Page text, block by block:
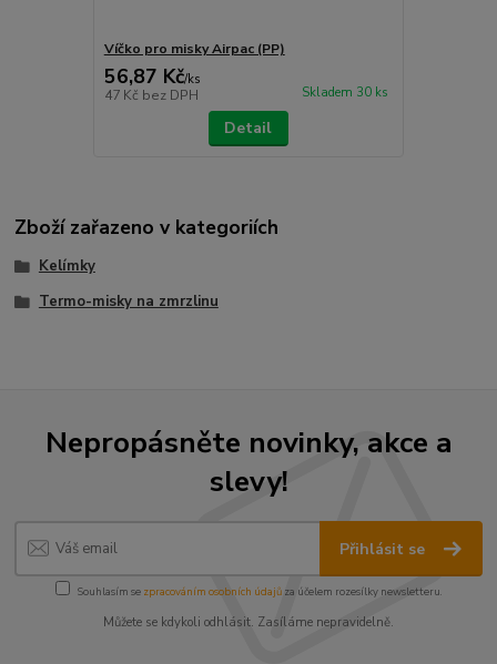
Víčko pro misky Airpac (PP)
56,87 Kč/ks
47 Kč bez DPH Skladem 30 ks
Detail
Zboží zařazeno v kategoriích
Kelímky
Termo-misky na zmrzlinu
Nepropásněte novinky, akce a
slevy!
Přihlásit se
Souhlasím se zpracováním osobních údajůza účelem rozesílky newsletteru.
Můžete se kdykoli odhlásit. Zasíláme nepravidelně.